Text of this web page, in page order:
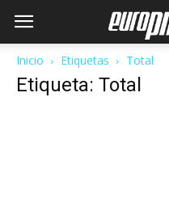
Inicio Etiquetas Total
Etiqueta: Total